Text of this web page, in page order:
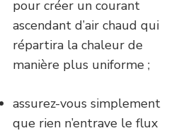
pour créer un courant
ascendant d’air chaud qui
répartira la chaleur de
manière plus uniforme ;
assurez-vous simplement
que rien n’entrave le flux